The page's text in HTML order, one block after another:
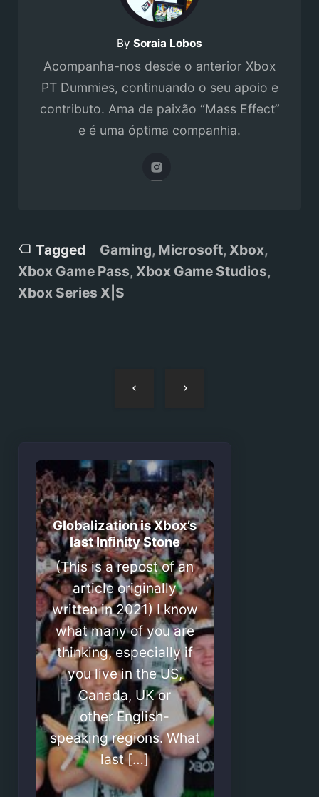
By Soraia Lobos
Acompanha-nos desde o anterior Xbox
PT Dummies, continuando o seu apoio e
contributo. Ama de paixão “Mass Effect”
e é uma óptima companhia.
Tagged Gaming, Microsoft, Xbox,
Xbox Game Pass, Xbox Game Studios,
Xbox Series X|S
Globalization is Xbox’s
last Infinity Stone
(This is a repost of an
article originally
written in 2021) I know
what many of you are
thinking, especially if
you live in the US,
Canada, UK or
other English-
speaking regions. What
last […]